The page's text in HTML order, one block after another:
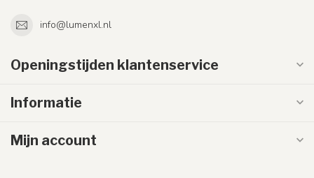
info@lumenxl.nl
Openingstijden klantenservice
Informatie
Mijn account